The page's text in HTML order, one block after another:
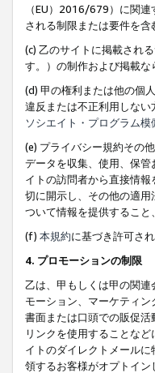
（EU）2016/679）に関
される制限または要件を
(c) 乙のサイトに掲載され
す。）の制作および掲載
(d) 甲の権利または他の個
違反または不正利用しな
ソシエイト・プログラム模
(e) プライバシー規約その
データを収集、使用、保
イトの訪問者から直接情
切に開示し、その他の適
ついて情報を提供すること
(f) 本規約に基づき許可さ
4. プロモーションの制限
乙は、甲もしくは甲の関
モーション、マーケティ
書面または口頭での販促
リンクを使用することな
イトのダイレクトメール
領するお客様がオプトイ